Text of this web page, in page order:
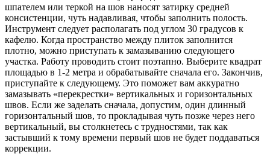
шпателем или теркой на шов наносят затирку средней
консистенции, чуть надавливая, чтобы заполнить полость.
Инструмент следует располагать под углом 30 градусов к
кафелю. Когда пространство между плиток заполнится
плотно, можно приступать к замазыванию следующего
участка. Работу проводить стоит поэтапно. Выберите квадрат
площадью в 1-2 метра и обрабатывайте сначала его. Закончив,
приступайте к следующему. Это поможет вам аккуратно
замазывать «перекрестки» вертикальных и горизонтальных
швов. Если же заделать сначала, допустим, один длинный
горизонтальный шов, то прокладывая чуть позже через него
вертикальный, вы столкнетесь с трудностями, так как
застывший к тому времени первый шов не будет поддаваться
коррекции.